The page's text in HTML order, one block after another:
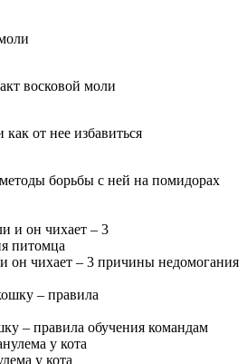
восковой моли
от нее избавиться
борьбы с ней на помидорах
он чихает – 3 причины недомогания
– правила обучения командам
у кота